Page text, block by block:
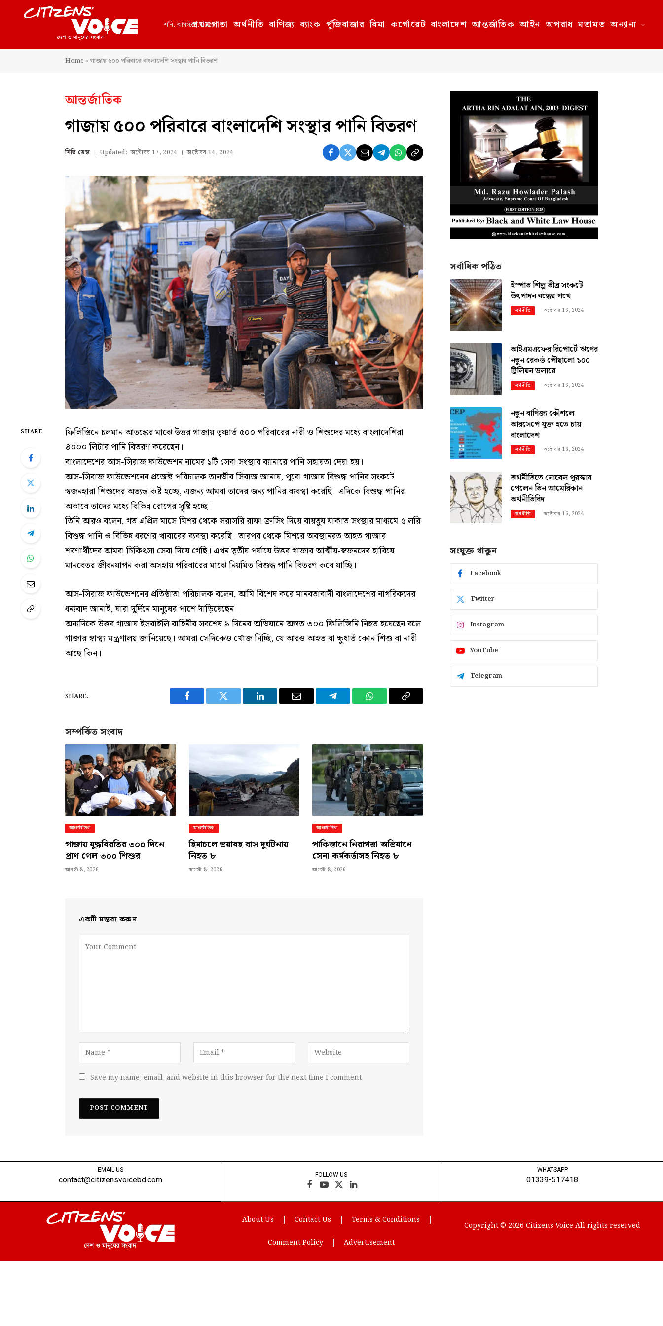
শনি, আগস্ট 8, 2026
প্রথমপাতা অর্থনীতি বাণিজ্য ব্যাংক পুঁজিবাজার বিমা কর্পোরেট বাংলাদেশ আন্তর্জাতিক আইন অপরাধ মতামত অন্যান্য
Home»গাজায় ৫০০ পরিবারে বাংলাদেশি সংস্থার পানি বিতরণ
আন্তর্জাতিক
গাজায় ৫০০ পরিবারে বাংলাদেশি সংস্থার পানি বিতরণ
সিভি ডেস্ক Updated: অক্টোবর 17, 2024 অক্টোবর 14, 2024
SHARE
ফিলিস্তিনে চলমান আতঙ্কের মাঝে উত্তর গাজায় তৃষ্ণার্ত ৫০০ পরিবারের নারী ও শিশুদের মধ্যে বাংলাদেশিরা
৪০০০ লিটার পানি বিতরণ করেছেন।
বাংলাদেশের আস-সিরাজ ফাউন্ডেশন নামের ১টি সেবা সংস্থার ব্যানারে পানি সহায়তা দেয়া হয়।
আস-সিরাজ ফাউন্ডেশনের প্রজেক্ট পরিচালক তানভীর সিরাজ জানায়, পুরো গাজায় বিশুদ্ধ পানির সংকটে
স্বজনহারা শিশুদের অত্যন্ত কষ্ট হচ্ছে, এজন্য আমরা তাদের জন্য পানির ব্যবস্থা করেছি। এদিকে বিশুদ্ধ পানির
অভাবে তাদের মধ্যে বিভিন্ন রোগের সৃষ্টি হচ্ছে।
তিনি আরও বলেন, গত এপ্রিল মাসে মিশর থেকে সরাসরি রাফা ক্রসিং দিয়ে বায়তুয যাকাত সংস্থার মাধ্যমে ৫ লরি
বিশুদ্ধ পানি ও বিভিন্ন ধরণের খাবারের ব্যবস্থা করেছি। তারপর থেকে মিশরে অবস্থানরত আহত গাজার
শরণার্থীদের আমরা চিকিৎসা সেবা দিয়ে গেছি। এখন তৃতীয় পর্যায়ে উত্তর গাজার আত্মীয়-স্বজনদের হারিয়ে
মানবেতর জীবনযাপন করা অসহায় পরিবারের মাঝে নিয়মিত বিশুদ্ধ পানি বিতরণ করে যাচ্ছি।
আস-সিরাজ ফাউন্ডেশনের প্রতিষ্ঠাতা পরিচালক বলেন, আমি বিশেষ করে মানবতাবাদী বাংলাদেশের নাগরিকদের
ধন্যবাদ জানাই, যারা দুর্দিনে মানুষের পাশে দাঁড়িয়েছেন।
অন্যদিকে উত্তর গাজায় ইসরাইলি বাহিনীর সবশেষ ৯ দিনের অভিযানে অন্তত ৩০০ ফিলিস্তিনি নিহত হয়েছেন বলে
গাজার স্বাস্থ্য মন্ত্রণালয় জানিয়েছে। আমরা সেদিকেও খোঁজ নিচ্ছি, যে আরও আহত বা ক্ষুধার্ত কোন শিশু বা নারী
আছে কিন।
SHARE.
Facebook Twitter LinkedIn Email Telegram WhatsAppCopy
সম্পর্কিত সংবাদ
আন্তর্জাতিক
গাজায় যুদ্ধবিরতির ৩০০ দিনে
প্রাণ গেল ৩০০ শিশুর
আগস্ট 8, 2026
আন্তর্জাতিক
হিমাচলে ভয়াবহ বাস দুর্ঘটনায়
নিহত ৮
আগস্ট 8, 2026
আন্তর্জাতিক
পাকিস্তানে নিরাপত্তা অভিযানে
সেনা কর্মকর্তাসহ নিহত ৮
আগস্ট 8, 2026
একটি মন্তব্য করুন
Save my name, email, and website in this browser for the next time I comment.
সর্বাধিক পঠিত
ইস্পাত শিল্প তীব্র সংকটে
উৎপাদন বন্ধের পথে
অর্থনীতি অক্টোবর 16, 2024
আইএমএফের রিপোর্টে ঋণের
নতুন রেকর্ড পৌছালো ১০০
ট্রিলিয়ন ডলারে
অর্থনীতি অক্টোবর 16, 2024
নতুন বাণিজ্য কৌশলে
আরসেপে যুক্ত হতে চায়
বাংলাদেশ
অর্থনীতি অক্টোবর 16, 2024
অর্থনীতিতে নোবেল পুরস্কার
পেলেন তিন আমেরিকান
অর্থনীতিবিদ
অর্থনীতি অক্টোবর 16, 2024
সংযুক্ত থাকুন
Facebook
Twitter
Instagram
YouTube
Telegram
EMAIL US
contact@citizensvoicebd.com
FOLLOW US
Facebook
YouTube
X
(Twitter)
LinkedIn
About Us Contact Us Terms & Conditions
Comment Policy Advertisement
WHATSAPP
01339-517418
Copyright © 2026 Citizens Voice All rights reserved